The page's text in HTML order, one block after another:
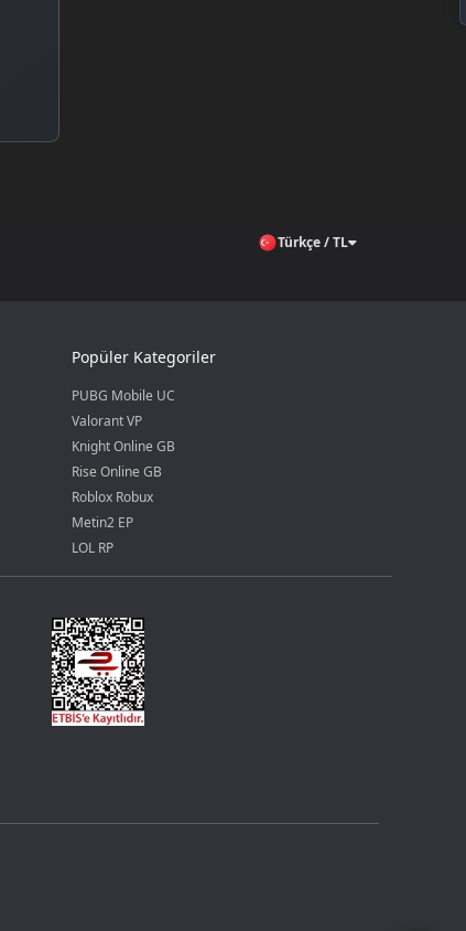
Türkçe / TL
Popüler Kategoriler
PUBG Mobile UC
Valorant VP
Knight Online GB
Rise Online GB
Roblox Robux
Metin2 EP
LOL RP